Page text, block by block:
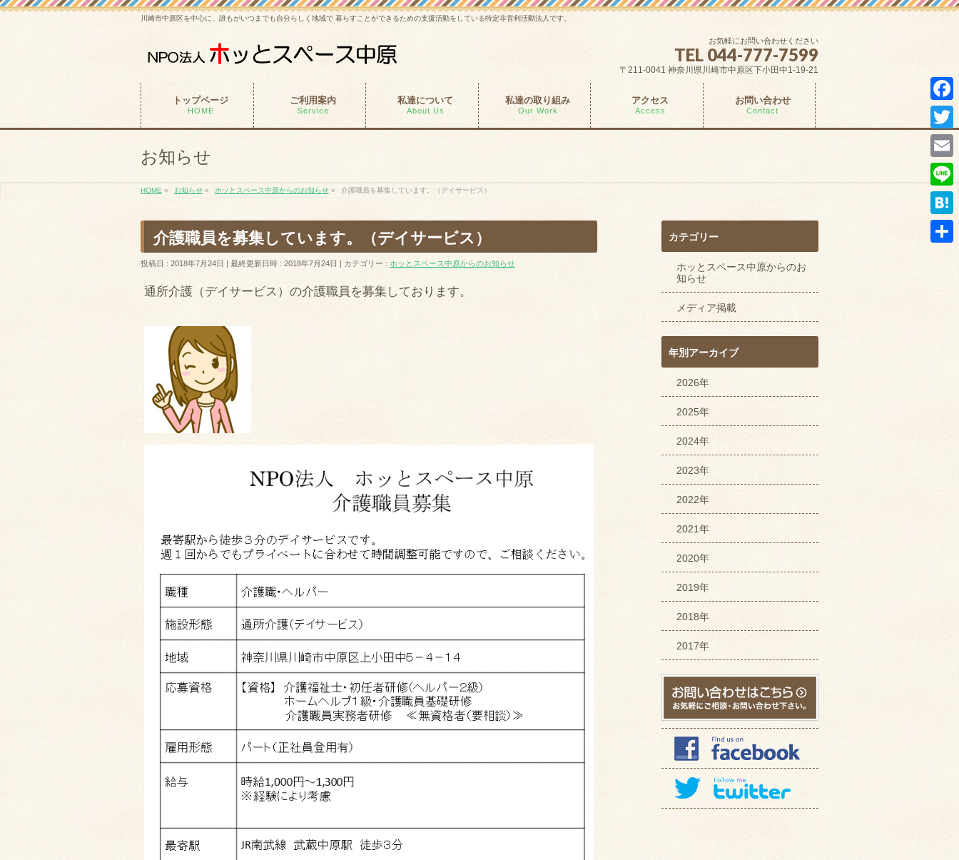
川崎市中原区を中心に、誰もがいつまでも自分らしく地域で 暮らすことができるための支援活動をしている特定非営利活動法人です。
お気軽にお問い合わせください
TEL 044-777-7599
〒211-0041 神奈川県川崎市中原区下小田中1-19-21
トップページ
HOME
ご利用案内
Service
私達について
About Us
私達の取り組み
Our Work
アクセス
Access
お問い合わせ
Contact
お知らせ
HOME » お知らせ » ホッとスペース中原からのお知らせ » 介護職員を募集しています。（デイサービス）
介護職員を募集しています。（デイサービス）
投稿日 : 2018年7月24日 最終更新日時 : 2018年7月24日 カテゴリー : ホッとスペース中原からのお知らせ
通所介護（デイサービス）の介護職員を募集しております。
カテゴリー
ホッとスペース中原からのお
知らせ
メディア掲載
年別アーカイブ
2026年
2025年
2024年
2023年
2022年
2021年
2020年
2019年
2018年
2017年